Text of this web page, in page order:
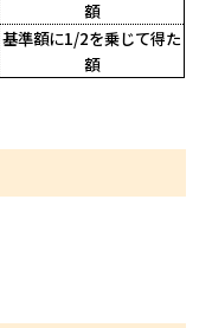
額
基準額に1/2を乗じて得た
額